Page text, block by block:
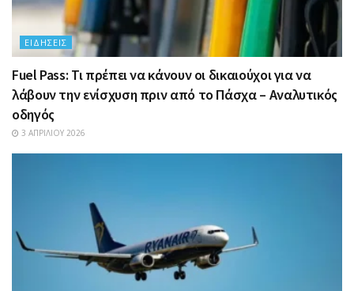
ΕΙΔΉΣΕΙΣ
Fuel Pass: Τι πρέπει να κάνουν οι δικαιούχοι για να
λάβουν την ενίσχυση πριν από το Πάσχα – Αναλυτικός
οδηγός
3 ΑΠΡΙΛΊΟΥ 2026